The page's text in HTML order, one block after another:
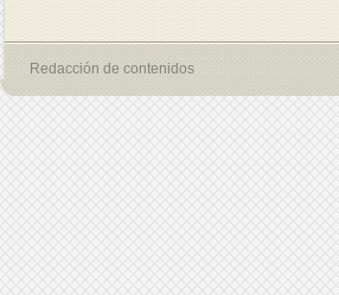
Redacción de contenidos